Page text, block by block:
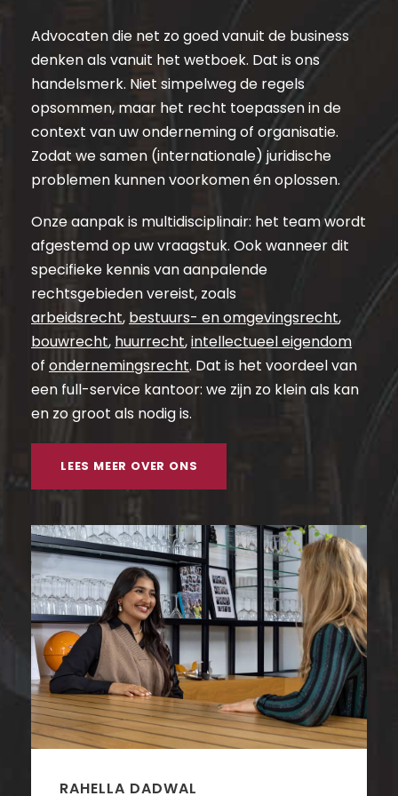
Advocaten die net zo goed vanuit de business
denken als vanuit het wetboek. Dat is ons
handelsmerk. Niet simpelweg de regels
opsommen, maar het recht toepassen in de
context van uw onderneming of organisatie.
Zodat we samen (internationale) juridische
problemen kunnen voorkomen én oplossen.
Onze aanpak is multidisciplinair: het team wordt
afgestemd op uw vraagstuk. Ook wanneer dit
specifieke kennis van aanpalende
rechtsgebieden vereist, zoals
arbeidsrecht, bestuurs- en omgevingsrecht,
bouwrecht, huurrecht,intellectueel eigendom
of ondernemingsrecht. Dat is het voordeel van
een full-service kantoor: we zijn zo klein als kan
en zo groot als nodig is.
LEES MEER OVER ONS
RAHELLA DADWAL